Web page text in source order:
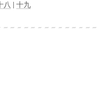
八 十九